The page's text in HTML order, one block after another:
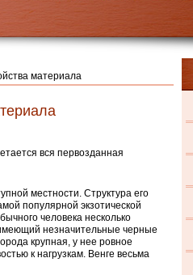
материала
вся первозданная
местности. Структура его
популярной экзотической
человека несколько
незначительные черные
крупная, у нее ровное
к нагрузкам. Венге весьма